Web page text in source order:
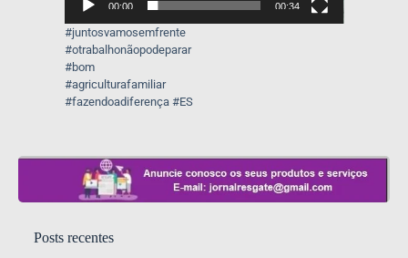
00:00 00:34
#juntosvamosemfrente
#otrabalhonãopodeparar
#bom
#agriculturafamiliar
#fazendoadiferença #ES
Posts recentes